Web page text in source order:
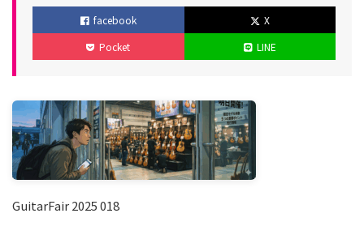
稿
日
更
新
facebook
X
Pocket
LINE
GuitarFair 2025 018